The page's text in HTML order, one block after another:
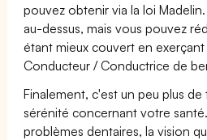
pouvez obtenir via la loi Madelin.
au-dessus, mais vous pouvez
étant mieux couvert en
Conducteur / Conductrice de
Finalement, c'est un peu plus
sérénité concernant votre
problèmes dentaires, la vision